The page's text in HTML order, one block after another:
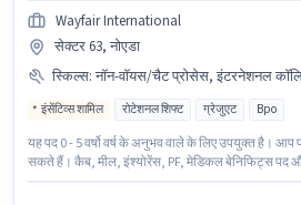
Wayfair International
सेक्टर 63, नोएडा
स्किल्स: नॉन-वॉयस/चैट प्रोसेस, इंटरनेशनल कॉलिंग, PAN कार्ड, कंप्यूटर नॉलेज,
इंसेंटिव्स शामिल रोटेशनल शिफ्ट ग्रेजुएट Bpo
यह पद 0 - 5 वर्षो वर्ष के अनुभव वाले के लिए उपयुक्त है। आप
सकते हैं। कैब, मील, इंश्योरेंस, PF, मेडिकल बेनिफिट्स पद